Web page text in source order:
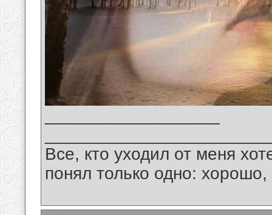
Все, кто уходил от меня
понял только одно: